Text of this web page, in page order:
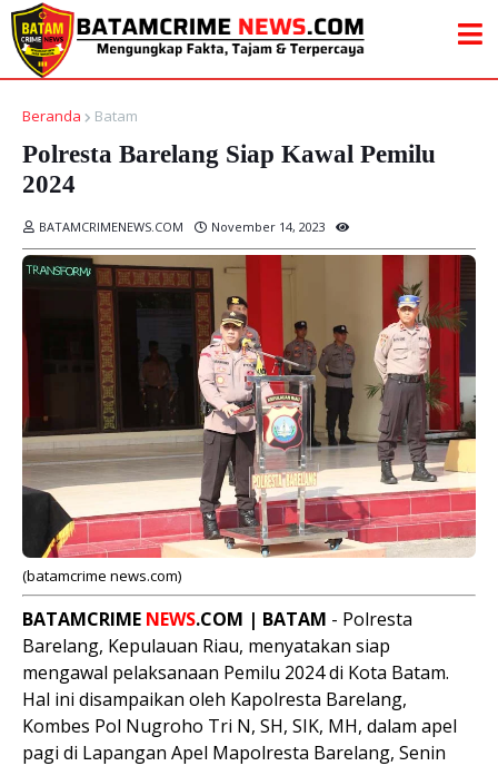
Beranda Batam
Polresta Barelang Siap Kawal Pemilu
2024
BATAMCRIMENEWS.COM November 14, 2023
(batamcrime news.com)
BATAMCRIME NEWS.COM | BATAM - Polresta
Barelang, Kepulauan Riau, menyatakan siap
mengawal pelaksanaan Pemilu 2024 di Kota Batam.
Hal ini disampaikan oleh Kapolresta Barelang,
Kombes Pol Nugroho Tri N, SH, SIK, MH, dalam apel
pagi di Lapangan Apel Mapolresta Barelang, Senin